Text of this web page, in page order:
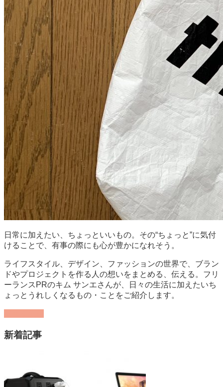
日常に加えたい、ちょっといいもの。その“ちょっと”に気付
けることで、有事の際にも心が豊かになれそう。
ライフスタイル、デザイン、ファッションの世界で、ブラン
ドやプロジェクトを作る人の想いをまとめる、伝える。フリ
ーランスPRのキム サンエさんが、日々の生活に加えたいち
ょっとうれしくなるもの・ことをご紹介します。
新着記事